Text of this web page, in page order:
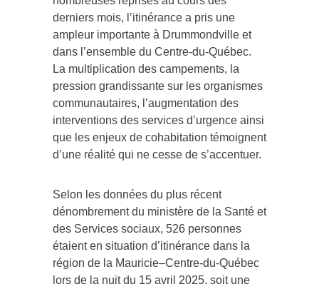
derniers mois, l’itinérance a pris une
ampleur importante à Drummondville et
dans l’ensemble du Centre-du-Québec.
La multiplication des campements, la
pression grandissante sur les organismes
communautaires, l’augmentation des
interventions des services d’urgence ainsi
que les enjeux de cohabitation témoignent
d’une réalité qui ne cesse de s’accentuer.
Selon les données du plus récent
dénombrement du ministère de la Santé et
des Services sociaux, 526 personnes
étaient en situation d’itinérance dans la
région de la Mauricie–Centre-du-Québec